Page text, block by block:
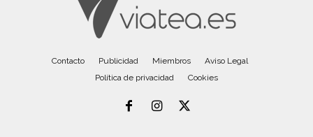
Contacto Publicidad Miembros
Aviso Legal
Política de privacidad
Cookies